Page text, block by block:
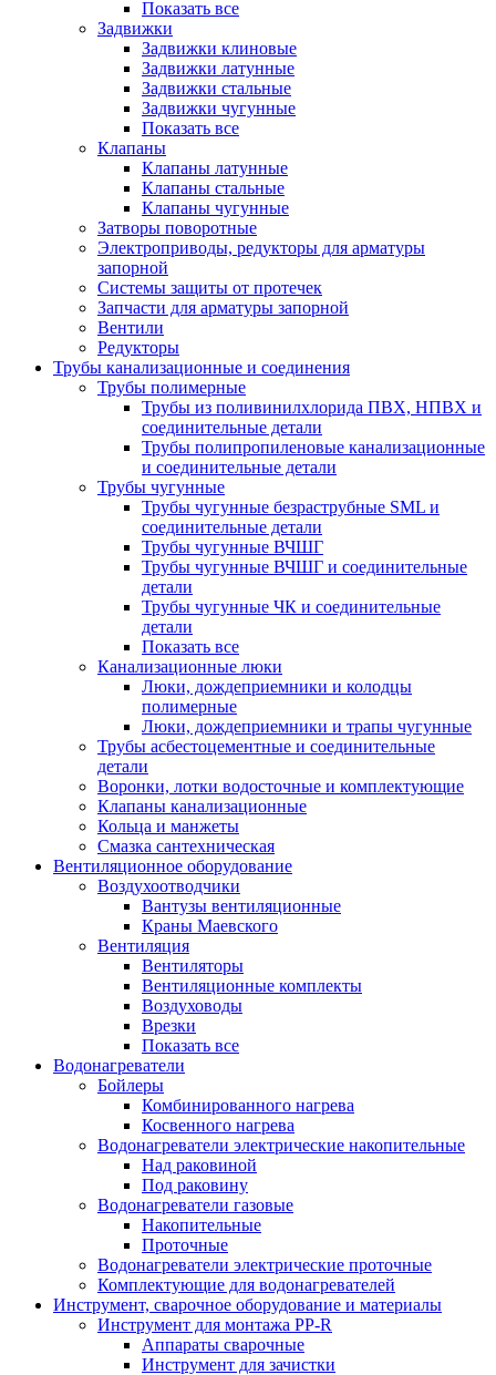
Показать все
Задвижки
Задвижки клиновые
Задвижки латунные
Задвижки стальные
Задвижки чугунные
Показать все
Клапаны
Клапаны латунные
Клапаны стальные
Клапаны чугунные
Затворы поворотные
Электроприводы, редукторы для арматуры
запорной
Системы защиты от протечек
Запчасти для арматуры запорной
Вентили
Редукторы
Трубы канализационные и соединения
Трубы полимерные
Трубы из поливинилхлорида ПВХ, НПВХ и
соединительные детали
Трубы полипропиленовые канализационные
и соединительные детали
Трубы чугунные
Трубы чугунные безраструбные SML и
соединительные детали
Трубы чугунные ВЧШГ
Трубы чугунные ВЧШГ и соединительные
детали
Трубы чугунные ЧК и соединительные
детали
Показать все
Канализационные люки
Люки, дождеприемники и колодцы
полимерные
Люки, дождеприемники и трапы чугунные
Трубы асбестоцементные и соединительные
детали
Воронки, лотки водосточные и комплектующие
Клапаны канализационные
Кольца и манжеты
Смазка сантехническая
Вентиляционное оборудование
Воздухоотводчики
Вантузы вентиляционные
Краны Маевского
Вентиляция
Вентиляторы
Вентиляционные комплекты
Воздуховоды
Врезки
Показать все
Водонагреватели
Бойлеры
Комбинированного нагрева
Косвенного нагрева
Водонагреватели электрические накопительные
Над раковиной
Под раковину
Водонагреватели газовые
Накопительные
Проточные
Водонагреватели электрические проточные
Комплектующие для водонагревателей
Инструмент, сварочное оборудование и материалы
Инструмент для монтажа PP-R
Аппараты сварочные
Инструмент для зачистки